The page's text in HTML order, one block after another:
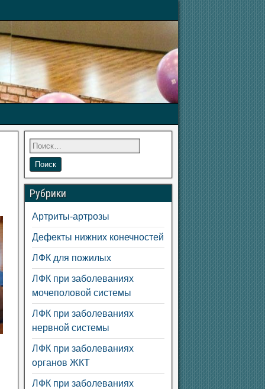
Рубрики
Артриты-артрозы
Дефекты нижних конечностей
ЛФК для пожилых
ЛФК при заболеваниях
мочеполовой системы
ЛФК при заболеваниях
нервной системы
ЛФК при заболеваниях
органов ЖКТ
ЛФК при заболеваниях